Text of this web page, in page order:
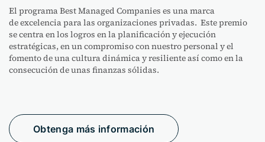
El programa Best Managed Companies es una marca
deexcelencia para las organizaciones privadas. Este premio
se centra enlos logros en la planificación y ejecución
estratégicas, en uncompromiso con nuestro personal y el
fomento de una cultura dinámica y resilienteasí como en la
consecución de unas finanzas sólidas.
Obtenga más información